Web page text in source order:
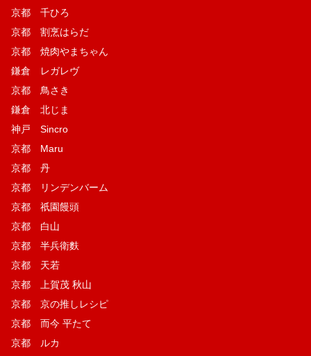
京都 千ひろ
京都 割烹はらだ
京都 焼肉やまちゃん
鎌倉 レガレヴ
京都 鳥さき
鎌倉 北じま
神戸 Sincro
京都 Maru
京都 丹
京都 リンデンバーム
京都 祇園饅頭
京都 白山
京都 半兵衛麩
京都 天若
京都 上賀茂 秋山
京都 京の推しレシピ
京都 而今 平たて
京都 ルカ